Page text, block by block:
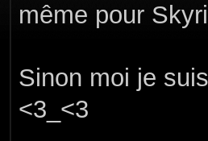
même pour
Sinon moi je
<3_<3